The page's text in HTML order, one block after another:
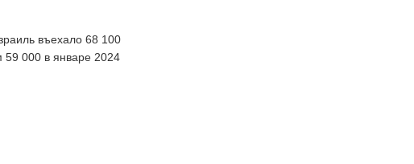
въехало 68 100
59 000 в январе 2024